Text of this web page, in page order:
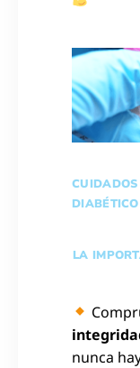
DIABÉTICO
LA
nunca